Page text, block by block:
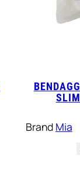
Brand Mia